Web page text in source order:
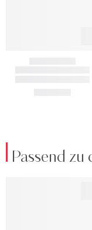
Passend zu